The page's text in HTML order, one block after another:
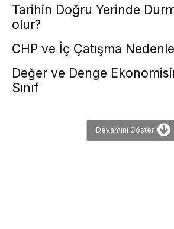
Tarihin Doğru Yerinde
olur?
CHP ve İç Çatışma
Değer ve Denge
Sınıf
Devamını Göster